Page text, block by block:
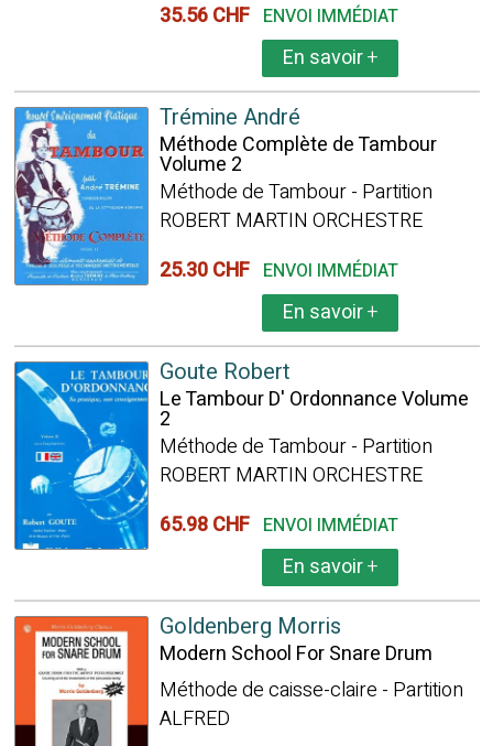
35.56 CHF ENVOI IMMÉDIAT
En savoir+
Trémine André
Méthode Complète de Tambour
Volume 2
Méthode de Tambour - Partition
ROBERT MARTIN ORCHESTRE
25.30 CHF ENVOI IMMÉDIAT
En savoir+
Goute Robert
Le Tambour D' Ordonnance Volume
2
Méthode de Tambour - Partition
ROBERT MARTIN ORCHESTRE
65.98 CHF ENVOI IMMÉDIAT
En savoir+
Goldenberg Morris
Modern School For Snare Drum
Méthode de caisse-claire - Partition
ALFRED